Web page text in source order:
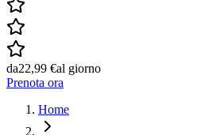
da22,99 €al giorno
Prenota ora
Home